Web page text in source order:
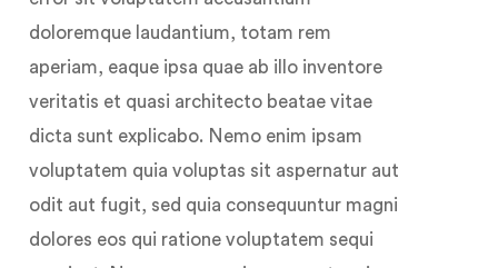
doloremque laudantium, totam rem
aperiam, eaque ipsa quae ab illo inventore
veritatis et quasi architecto beatae vitae
dicta sunt explicabo. Nemo enim ipsam
voluptatem quia voluptas sit aspernatur aut
odit aut fugit, sed quia consequuntur magni
dolores eos qui ratione voluptatem sequi